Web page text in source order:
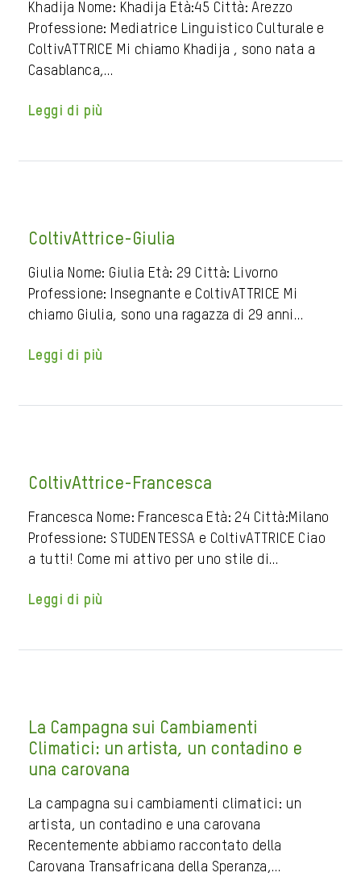
Khadija Nome: Khadija Età:45 Città: Arezzo
Professione: Mediatrice Linguistico Culturale e
ColtivATTRICE Mi chiamo Khadija , sono nata a
Casablanca,…
Leggi di più
ColtivAttrice-Giulia
Giulia Nome: Giulia Età: 29 Città: Livorno
Professione: Insegnante e ColtivATTRICE Mi
chiamo Giulia, sono una ragazza di 29 anni…
Leggi di più
ColtivAttrice-Francesca
Francesca Nome: Francesca Età: 24 Città:Milano
Professione: STUDENTESSA e ColtivATTRICE Ciao
a tutti! Come mi attivo per uno stile di…
Leggi di più
La Campagna sui Cambiamenti
Climatici: un artista, un contadino e
una carovana
La campagna sui cambiamenti climatici: un
artista, un contadino e una carovana
Recentemente abbiamo raccontato della
Carovana Transafricana della Speranza,…